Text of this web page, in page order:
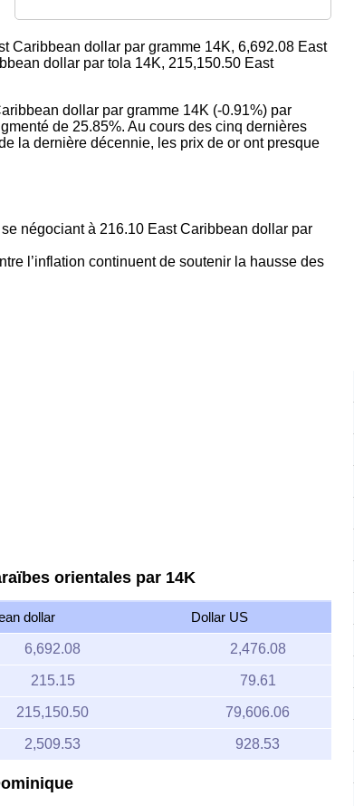
Caribbean dollar par gramme 14K, 6,692.08 East
dollar par tola 14K, 215,150.50 East
dollar par gramme 14K (-0.91%) par
de 25.85%. Au cours des cinq dernières
la dernière décennie, les prix de or ont presque
négociant à 216.10 East Caribbean dollar par
l’inflation continuent de soutenir la hausse des
orientales par 14K
dollar Dollar US
6,692.08 2,476.08
215.15 79.61
215,150.50 79,606.06
2,509.53 928.53